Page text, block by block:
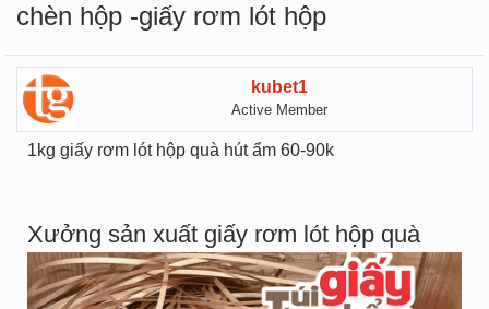
chèn hộp -giấy rơm lót hộp
kubet1
Active Member
1kg giấy rơm lót hộp quà hút ẩm 60-90k
Xưởng sản xuất giấy rơm lót hộp quà